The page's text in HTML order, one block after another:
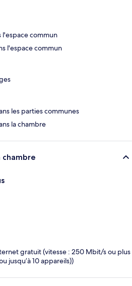
commun
l'espace commun
les parties communes
la chambre
chambre
gratuit (vitesse : 250 Mbit/s ou plus
jusqu’à 10 appareils))